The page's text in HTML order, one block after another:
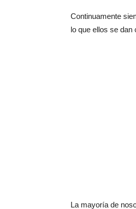
Continuamente
lo que ellos se dan
La mayoría de